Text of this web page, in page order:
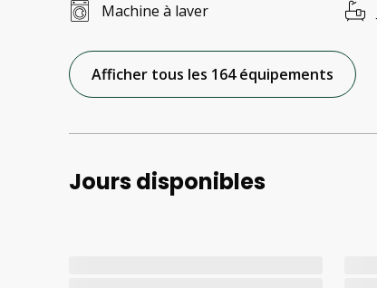
Machine à laver
Afficher tous les 164 équipements
Jours disponibles